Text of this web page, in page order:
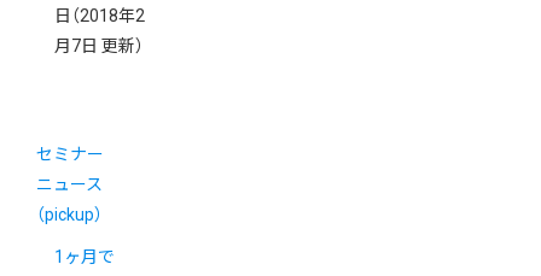
日 （2018年2
月7日 更新）
セミナー
ニュース
（pickup）
1ヶ月で